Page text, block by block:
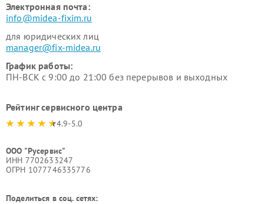
Электронная почта:
info@midea-fixim.ru
для юридических лиц
manager@fix-midea.ru
График работы:
ПН-ВСК с 9:00 до 21:00 без перерывов и выходных
Рейтинг сервисного центра
4.9-5.0
ООО "Русервис"
ИНН 7702633247
ОГРН 1077746335776
Поделиться в соц. сетях: